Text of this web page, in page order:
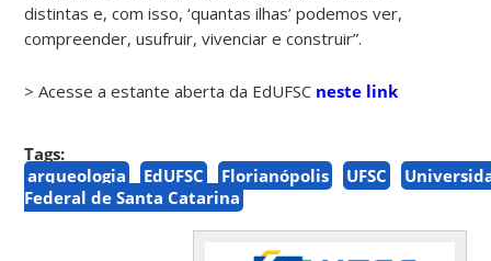
distintas e, com isso, ‘quantas ilhas’ podemos ver,
compreender, usufruir, vivenciar e construir”.
> Acesse a estante aberta da EdUFSC neste link
Tags:
arqueologia
EdUFSC Florianópolis UFSC
Federal de Santa Catarina